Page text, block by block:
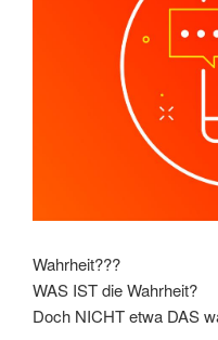
Wahrheit???
WAS IST die Wahrheit?
Doch NICHT etwa DAS